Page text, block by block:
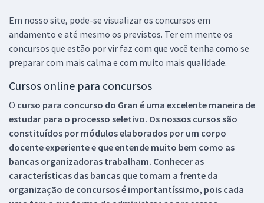
Em nosso site, pode-se visualizar os concursos em
andamento e até mesmo os previstos. Ter em mente os
concursos que estão por vir faz com que você tenha como se
preparar com mais calma e com muito mais qualidade.
Cursos online para concursos
O curso para concurso do Gran é uma excelente maneira de
estudar para o processo seletivo. Os nossos cursos são
constituídos por módulos elaborados por um corpo
docente experiente e que entende muito bem como as
bancas organizadoras trabalham. Conhecer as
características das bancas que tomam a frente da
organização de concursos é importantíssimo, pois cada